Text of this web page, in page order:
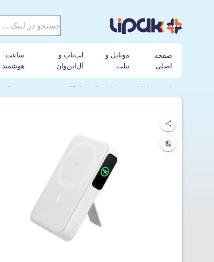
صفحه
اصلی
موبایل و
تبلت
لپ‌تاپ و
آل‌این‌وان
ساعت
هوشمند